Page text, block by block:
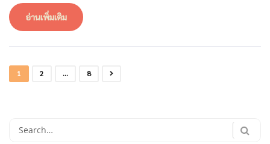
อ่านเพิ่มเติม
1 2 … 8
Search